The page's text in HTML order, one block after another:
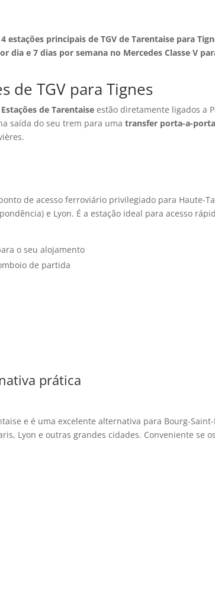
principais de TGV de Tarentaise para
e 7 dias por semana no Mercedes Classe V
de TGV para Tignes
Estações de Tarentaise estão diretamente ligados a
saída do seu trem para umatransfer porta-a-
de acesso ferroviário privilegiado para Haute-
e Lyon. É a estação ideal para acesso
o seu alojamento
de partida
prática
e é uma excelente alternativa para Bourg-
Lyon e outras grandes cidades. Conveniente se